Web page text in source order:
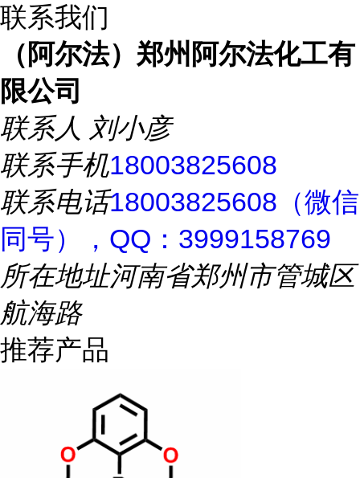
联系我们
（阿尔法）郑州阿尔法化工有
限公司
联系人 刘小彦
联系手机18003825608
联系电话18003825608（微信
同号），QQ：3999158769
所在地址河南省郑州市管城区
航海路
推荐产品